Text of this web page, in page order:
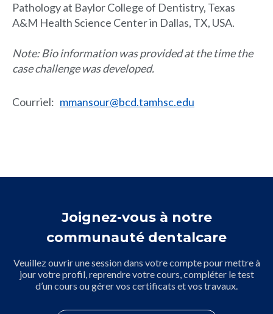
Pathology at Baylor College of Dentistry, Texas
A&M Health Science Center in Dallas, TX, USA.
Note: Bio information was provided at the time the
case challenge was developed.
Courriel: mmansour@bcd.tamhsc.edu
Joignez-vous à notre
communauté dentalcare
Veuillez ouvrir une session dans votre compte pour mettre à
jour votre profil, reprendre votre cours, compléter le test
d’un cours ou gérer vos certificats et vos travaux.